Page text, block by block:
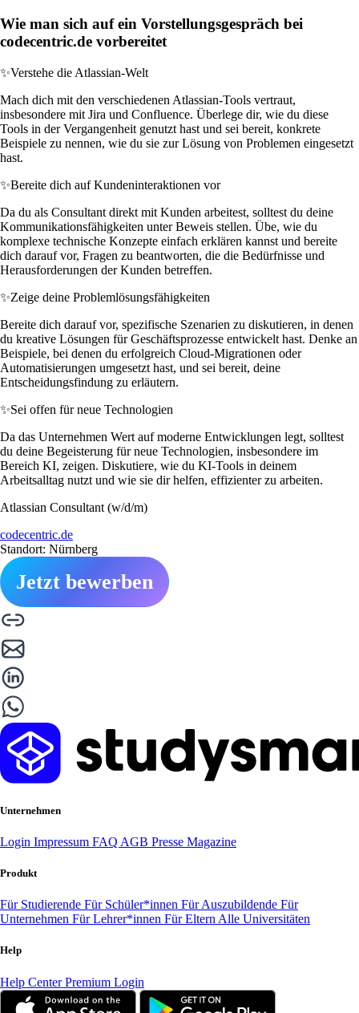
Wie man sich auf ein Vorstellungsgespräch bei
codecentric.de vorbereitet
✨Verstehe die Atlassian-Welt
Mach dich mit den verschiedenen Atlassian-Tools vertraut,
insbesondere mit Jira und Confluence. Überlege dir, wie du diese
Tools in der Vergangenheit genutzt hast und sei bereit, konkrete
Beispiele zu nennen, wie du sie zur Lösung von Problemen eingesetzt
hast.
✨Bereite dich auf Kundeninteraktionen vor
Da du als Consultant direkt mit Kunden arbeitest, solltest du deine
Kommunikationsfähigkeiten unter Beweis stellen. Übe, wie du
komplexe technische Konzepte einfach erklären kannst und bereite
dich darauf vor, Fragen zu beantworten, die die Bedürfnisse und
Herausforderungen der Kunden betreffen.
✨Zeige deine Problemlösungsfähigkeiten
Bereite dich darauf vor, spezifische Szenarien zu diskutieren, in denen
du kreative Lösungen für Geschäftsprozesse entwickelt hast. Denke an
Beispiele, bei denen du erfolgreich Cloud-Migrationen oder
Automatisierungen umgesetzt hast, und sei bereit, deine
Entscheidungsfindung zu erläutern.
✨Sei offen für neue Technologien
Da das Unternehmen Wert auf moderne Entwicklungen legt, solltest
du deine Begeisterung für neue Technologien, insbesondere im
Bereich KI, zeigen. Diskutiere, wie du KI-Tools in deinem
Arbeitsalltag nutzt und wie sie dir helfen, effizienter zu arbeiten.
Atlassian Consultant (w/d/m)
codecentric.de
Standort: Nürnberg
Jetzt bewerben
Unternehmen
Login Impressum FAQ AGB Presse Magazine
Produkt
Für Studierende Für Schüler*innen Für Auszubildende Für
Unternehmen Für Lehrer*innen Für Eltern Alle Universitäten
Help
Help CenterPremium Login